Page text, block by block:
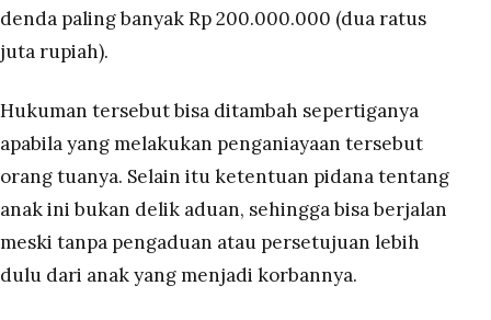
denda paling banyak Rp 200.000.000 (dua ratus
juta rupiah).
Hukuman tersebut bisa ditambah sepertiganya
apabila yang melakukan penganiayaan tersebut
orang tuanya. Selain itu ketentuan pidana tentang
anak ini bukan delik aduan, sehingga bisa berjalan
meski tanpa pengaduan atau persetujuan lebih
dulu dari anak yang menjadi korbannya.